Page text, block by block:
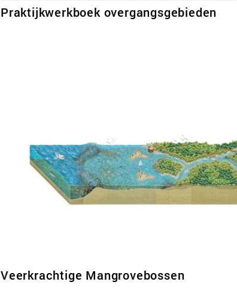
Praktijkwerkboek overgangsgebieden
Veerkrachtige Mangrovebossen